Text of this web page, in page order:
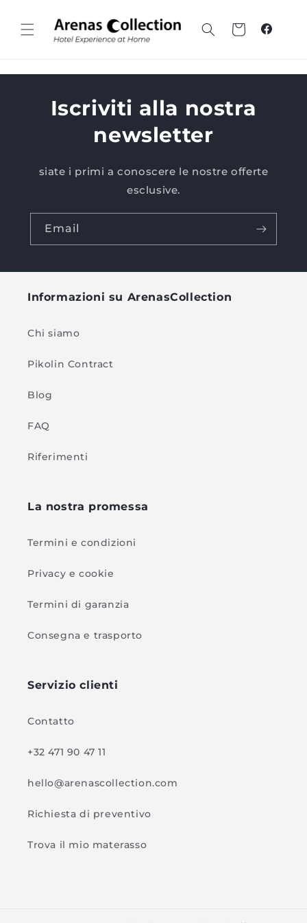
contenuto
Carrello
Iscriviti alla nostra
newsletter
siate i primi a conoscere le nostre offerte
esclusive.
Email
Informazioni su ArenasCollection
Chi siamo
Pikolin Contract
Blog
FAQ
Riferimenti
La nostra promessa
Termini e condizioni
Privacy e cookie
Termini di garanzia
Consegna e trasporto
Servizio clienti
Contatto
+32 471 90 47 11
hello@arenascollection.com
Richiesta di preventivo
Trova il mio materasso